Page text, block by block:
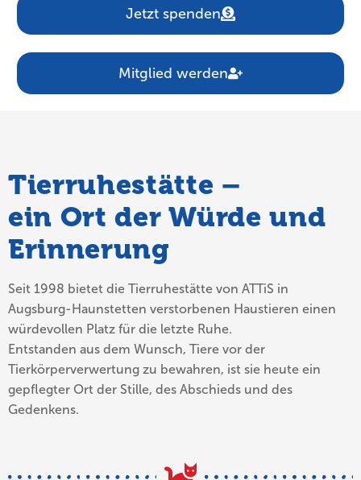
Jetzt spenden
Mitglied werden
Tierruhestätte –
ein Ort der Würde und
Erinnerung
Seit 1998 bietet die Tierruhestätte von ATTiS in
Augsburg-Haunstetten verstorbenen Haustieren einen
würdevollen Platz für die letzte Ruhe.
Entstanden aus dem Wunsch, Tiere vor der
Tierkörperverwertung zu bewahren, ist sie heute ein
gepflegter Ort der Stille, des Abschieds und des
Gedenkens.